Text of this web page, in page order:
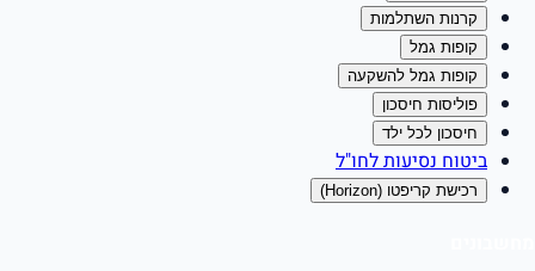
קרנות השתלמות
קופות גמל
קופות גמל להשקעה
פוליסות חיסכון
חיסכון לכל ילד
ביטוח נסיעות לחו"ל
רכישת קריפטו (Horizon)